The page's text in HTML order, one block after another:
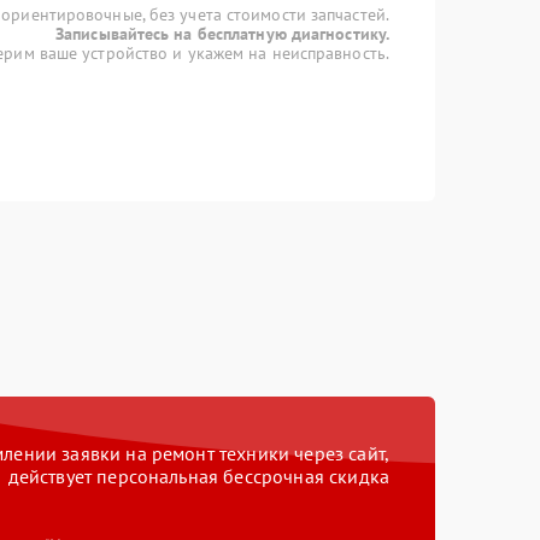
без учета стоимости запчастей.
Записывайтесь на бесплатную диагностику.
ваше устройство и укажем на неисправность.
заявки на ремонт техники через сайт,
действует персональная бессрочная скидка